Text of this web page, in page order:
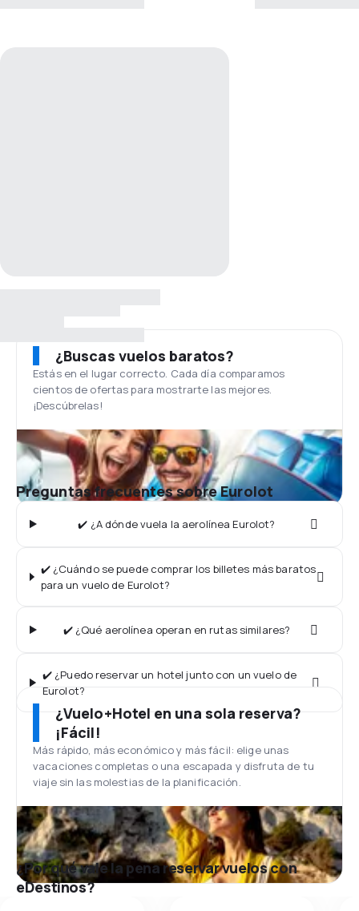
¿Buscas vuelos baratos?
Estás en el lugar correcto. Cada día comparamos
cientos de ofertas para mostrarte las mejores.
¡Descúbrelas!
Preguntas frecuentes sobre Eurolot
✔️ ¿A dónde vuela la aerolínea Eurolot?
✔️ ¿Cuándo se puede comprar los billetes más baratos
para un vuelo de Eurolot?
✔️ ¿Qué aerolínea operan en rutas similares?
✔️ ¿Puedo reservar un hotel junto con un vuelo de
Eurolot?
¿Vuelo+Hotel en una sola reserva?
¡Fácil!
Más rápido, más económico y más fácil: elige unas
vacaciones completas o una escapada y disfruta de tu
viaje sin las molestias de la planificación.
¿Por qué vale la pena reservar vuelos con
eDestinos?